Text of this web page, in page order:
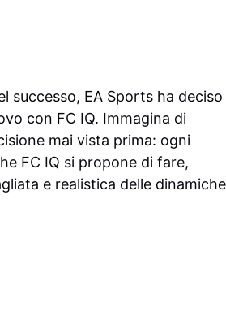
successo, EA Sports ha deciso
con FC IQ. Immagina di
mai vista prima: ogni
FC IQ si propone di fare,
e realistica delle dinamiche